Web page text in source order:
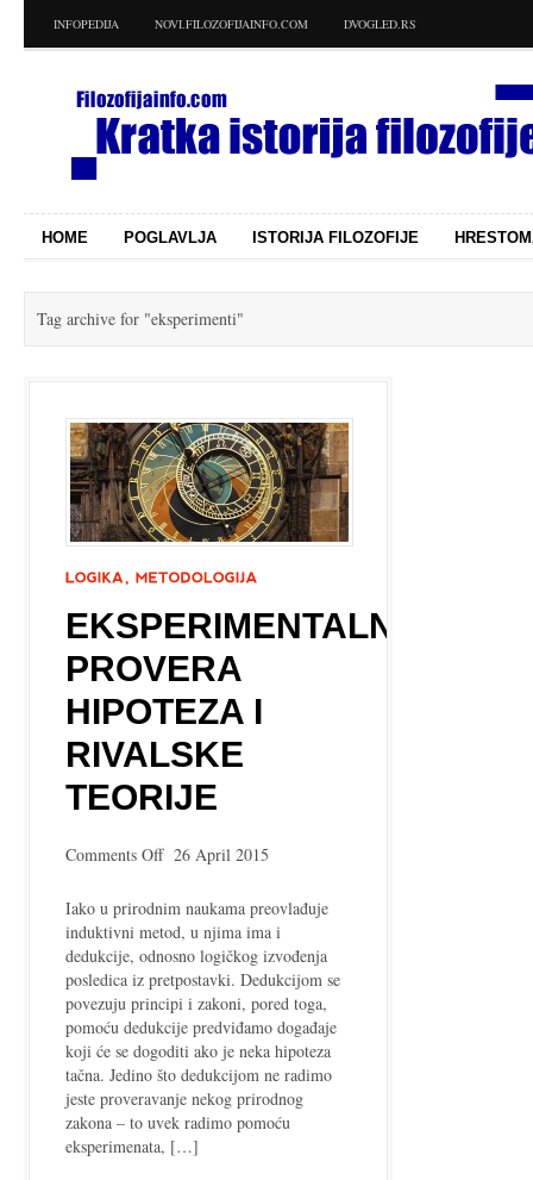
INFOPEDIJA NOVI.FILOZOFIJAINFO.COM DVOGLED.RS
HOME POGLAVLJA ISTORIJA FILOZOFIJE
Tag archive for "eksperimenti"
EKSPERIMENTALNA
PROVERA
HIPOTEZA I
RIVALSKE
TEORIJE
Comments Offon
provera
hipoteza
i
rivalske
teorije
26 April 2015
Iako u prirodnim naukama preovlađuje
induktivni metod, u njima ima i
dedukcije, odnosno logičkog izvođenja
posledica iz pretpostavki. Dedukcijom se
povezuju principi i zakoni, pored toga,
pomoću dedukcije predviđamo događaje
koji će se dogoditi ako je neka hipoteza
tačna. Jedino što dedukcijom ne radimo
jeste proveravanje nekog prirodnog
zakona – to uvek radimo pomoću
eksperimenata, […]